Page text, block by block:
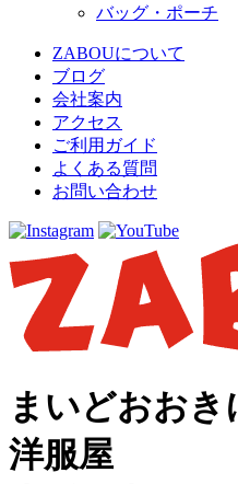
バッグ・ポーチ
ZABOUについて
ブログ
会社案内
アクセス
ご利用ガイド
よくある質問
お問い合わせ
まいどおおき
洋服屋